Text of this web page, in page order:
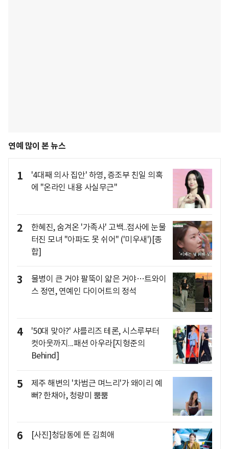
연예 많이 본 뉴스
1
'4대째 의사 집안' 하영, 증조부 친일 의혹
에 "온라인 내용 사실무근"
2
한혜진, 숨겨온 '가족사' 고백..점사에 눈물
터진 모녀 "아파도 못 쉬어" ('미우새')[종
합]
3
물병이 큰 거야 팔뚝이 얇은 거야…트와이
스 정연, 연예인 다이어트의 정석
4
'50대 맞아?' 샤를리즈 테론, 시스루부터
컷아웃까지...패션 아우라[지형준의
Behind]
5
제주 해변의 '차범근 며느리'가 왜이리 예
뻐? 한채아, 청량미 뿜뿜
6 [사진]청담동에 뜬 김희애